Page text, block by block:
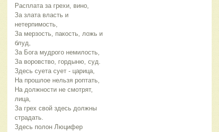
Расплата за грехи, вино,
За злата власть и
нетерпимость,
За мерзость, пакость, ложь и
блуд,
За Бога мудрого немилость,
За воровство, гордыню, суд.
Здесь суета сует - царица,
На прошлое нельзя роптать,
На должности не смотрят,
лица,
За грех свой здесь должны
страдать.
Здесь полон Люцифер